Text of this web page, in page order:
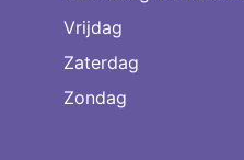
Vrijdag
Zaterdag
Zondag